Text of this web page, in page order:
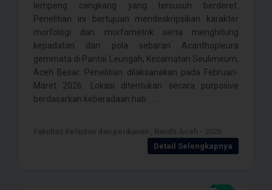
lempeng cangkang yang tersusun berderet.
Penelitian ini bertujuan mendeskripsikan karakter
morfologi dan morfometrik serta menghitung
kepadatan dan pola sebaran Acanthopleura
gemmata di Pantai Leungah, Kecamatan Seulimeum,
Aceh Besar. Penelitian dilaksanakan pada Februari-
Maret 2026. Lokasi ditentukan secara purposive
berdasarkan keberadaan hab . . . .
Detail Selengkapnya